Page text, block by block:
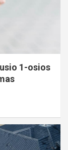
1-osios